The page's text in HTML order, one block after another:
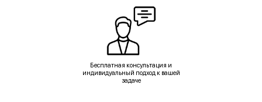
Бесплатная консультация и
индивидуальный подход к вашей
задаче